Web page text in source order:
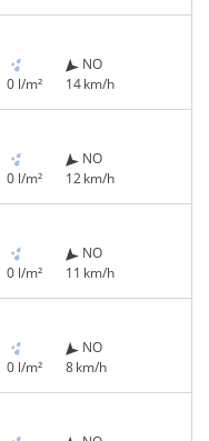
0 l/m²
NO
14 km/h
0 l/m²
NO
12 km/h
0 l/m²
NO
11 km/h
0 l/m²
NO
8 km/h